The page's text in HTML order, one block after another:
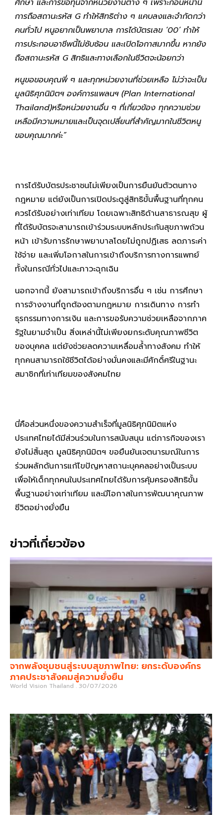
ศึกษา และการขอทุนจากหน่วยงานต่าง ๆ เพราะก่อนหน้านี้
การถือสถานะรหัส G ทำให้สิทธิต่าง ๆ แคบลงและจำกัดกว่า
คนทั่วไป หนูอยากเป็นพยาบาล การได้บัตรเลข ‘00’ ทำให้
การประกอบอาชีพนี้ไม่ซับซ้อน และเปิดโอกาสมากขึ้น หากยัง
ถือสถานะรหัส G สิทธิและทางเลือกในชีวิตจะน้อยกว่า
หนูขอขอบคุณพี่ ๆ และทุกหน่วยงานที่ช่วยเหลือ ไม่ว่าจะเป็น
มูลนิธิศุภนิมิตฯ องค์การแพลนฯ (Plan International
Thailand)หรือหน่วยงานอื่น ๆ ที่เกี่ยวข้อง ทุกความช่วย
เหลือมีความหมายและเป็นจุดเปลี่ยนที่สำคัญมากในชีวิตหนู
ขอบคุณมากค่ะ”
การได้รับบัตรประชาชนไม่เพียงเป็นการยืนยันตัวตนทาง
กฎหมาย แต่ยังเป็นการเปิดประตูสู่สิทธิขั้นพื้นฐานที่ทุกคน
ควรได้รับอย่างเท่าเทียม โดยเฉพาะสิทธิด้านสาธารณสุข ผู้
ที่ได้รับบัตรจะสามารถเข้าร่วมระบบหลักประกันสุขภาพถ้วน
หน้า เข้ารับการรักษาพยาบาลโดยไม่ถูกปฏิเสธ ลดภาระค่า
ใช้จ่าย และเพิ่มโอกาสในการเข้าถึงบริการทางการแพทย์
ทั้งในกรณีทั่วไปและภาวะฉุกเฉิน
นอกจากนี้ ยังสามารถเข้าถึงบริการอื่น ๆ เช่น การศึกษา
การจ้างงานที่ถูกต้องตามกฎหมาย การเดินทาง การทำ
ธุรกรรมทางการเงิน และการขอรับความช่วยเหลือจากภาค
รัฐในยามจำเป็น สิ่งเหล่านี้ไม่เพียงยกระดับคุณภาพชีวิต
ของบุคคล แต่ยังช่วยลดความเหลื่อมล้ำทางสังคม ทำให้
ทุกคนสามารถใช้ชีวิตได้อย่างมั่นคงและมีศักดิ์ศรีในฐานะ
สมาชิกที่เท่าเทียมของสังคมไทย
นี่คือส่วนหนึ่งของความสำเร็จที่มูลนิธิศุภนิมิตแห่ง
ประเทศไทยได้มีส่วนร่วมในการสนับสนุน แต่ภารกิจของเรา
ยังไม่สิ้นสุด มูลนิธิศุภนิมิตฯ ขอยืนยันเจตนารมณ์ในการ
ร่วมผลักดันการแก้ไขปัญหาสถานะบุคคลอย่างเป็นระบบ
เพื่อให้เด็กทุกคนในประเทศไทยได้รับการคุ้มครองสิทธิขั้น
พื้นฐานอย่างเท่าเทียม และมีโอกาสในการพัฒนาคุณภาพ
ชีวิตอย่างยั่งยืน
ข่าวที่เกี่ยวข้อง
จากพลังชุมชนสู่ระบบสุขภาพไทย: ยกระดับองค์กร
ภาคประชาสังคมสู่ความยั่งยืน
World Vision Thailand 30/07/2026